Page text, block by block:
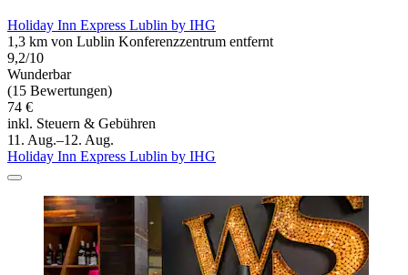
Holiday Inn Express Lublin by IHG
1,3 km von Lublin Konferenzzentrum entfernt
9,2/10
Wunderbar
(15 Bewertungen)
74 €
inkl. Steuern & Gebühren
11. Aug.–12. Aug.
Holiday Inn Express Lublin by IHG